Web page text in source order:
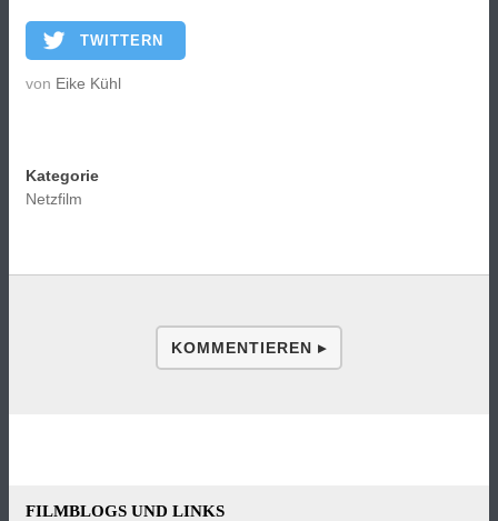
TWITTERN
von Eike Kühl
Kategorie
Netzfilm
KOMMENTIEREN ▸
FILMBLOGS UND LINKS